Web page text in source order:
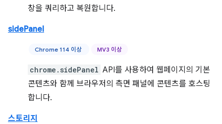
창을 쿼리하고 복원합니다.
sidePanel
Chrome 114 이상 MV3 이상
chrome.sidePanel API를 사용하여 웹페이지의 기본
콘텐츠와 함께 브라우저의 측면 패널에 콘텐츠를 호스팅
합니다.
스토리지